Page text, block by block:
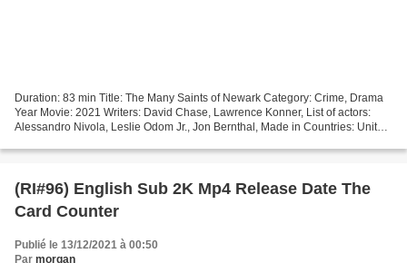
Duration: 83 min Title: The Many Saints of Newark Category: Crime, Drama
Year Movie: 2021 Writers: David Chase, Lawrence Konner, List of actors:
Alessandro Nivola, Leslie Odom Jr., Jon Bernthal, Made in Countries: United
(RI#96) English Sub 2K Mp4 Release Date The
Card Counter
Publié le 13/12/2021 à 00:50
Par morgan